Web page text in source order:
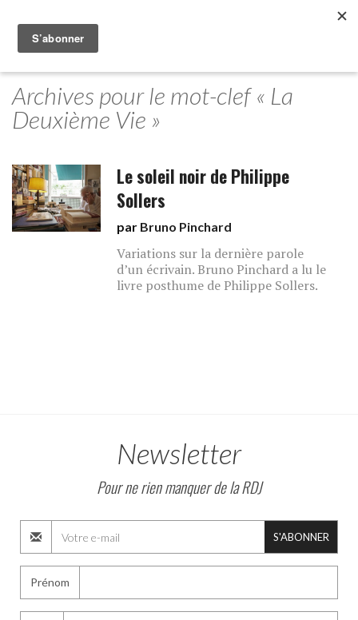
Archives pour le mot-clef « La
Deuxième Vie »
Le soleil noir de Philippe
Sollers
par Bruno Pinchard
Variations sur la dernière parole
d’un écrivain. Bruno Pinchard a lu le
livre posthume de Philippe Sollers.
Newsletter
Pour ne rien manquer de la RDJ
S'ABONNER
Prénom